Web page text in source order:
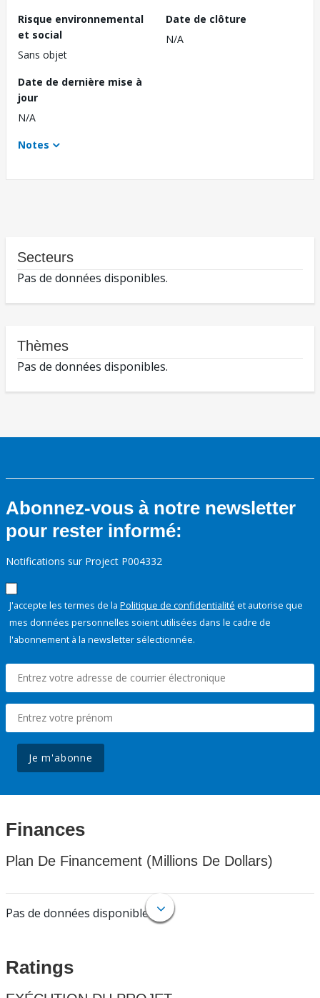
Risque environnemental
et social
Sans objet
Date de clôture
N/A
Date de dernière mise à
jour
N/A
Notes
Secteurs
Pas de données disponibles.
Thèmes
Pas de données disponibles.
Abonnez-vous à notre newsletter
pour rester informé:
Notifications sur Project P004332
J'accepte les termes de la Politique de confidentialité et autorise que
mes données personnelles soient utilisées dans le cadre de
l'abonnement à la newsletter sélectionnée.
Je m'abonne
Finances
Plan De Financement (Millions De Dollars)
Pas de données disponibles.
Ratings